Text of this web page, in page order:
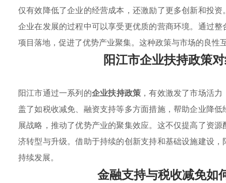
仅有效降低了企业的经营成本，还激励了更多创新和投
企业在发展的过程中可以享受更优质的营商环境。通过整
项目落地，促进了优势产业聚集。这种政策与市场的良
阳江市企业扶持政策
阳江市通过一系列的企业扶持政策 ，有效激发了市场活
盖了如税收减免、融资支持等多方面措施，帮助企业降
展战略，推动了优势产业的聚集效应。这不仅提高了资
济转型与升级。借助于持续的创新支持和基础设施建设
持续发展。
金融支持与税收减免如